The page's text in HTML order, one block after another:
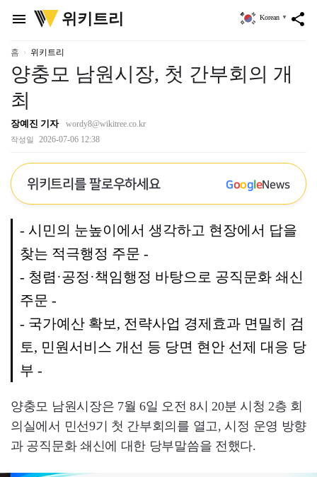
menu
위
키
리
위키트리 share
Korean ▼
홈 위키트리
양충모 남원시장, 첫 간부회의 개
최
장예진 기자 wordy8@wikitree.co.kr
작성일 2026-07-06 12:38
위키트리를 팔로우하세요 GoogleNews
- 시민의 눈높이에서 생각하고 현장에서 답을
찾는 적극행정 주문 -
- 청렴·공정·책임행정 바탕으로 공직문화 쇄신
주문 -
- 국가예산 확보, 전략사업 경제효과 면밀히 검
토, 민원서비스 개선 등 당면 현안 선제 대응 당
부 -
양충모 남원시장은 7월 6일 오전 8시 20분 시청 2층 회
의실에서 민선9기 첫 간부회의를 열고, 시정 운영 방향
과 공직문화 쇄신에 대한 당부말씀을 전했다.